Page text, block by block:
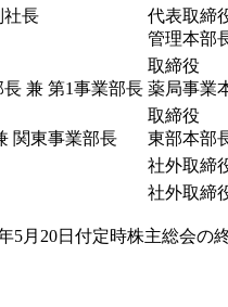
社長
代表取締
管理本部
兼 第1事業部長
取締役
薬局事業
関東事業部長
取締役
東部本部
社外取締
社外取締
5月20日付定時株主総会の